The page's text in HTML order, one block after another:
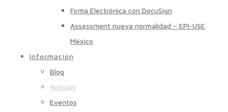
Firma Electrónica con DocuSign
Assessment nueva normalidad – EPI-USE
México
Información
Blog
Noticias
Eventos